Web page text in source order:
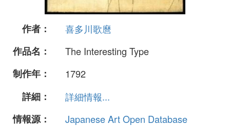
作者：
喜多川歌麿
作品名：
The Interesting Type
制作年：
1792
詳細：
詳細情報...
情報源：
Japanese Art Open Database